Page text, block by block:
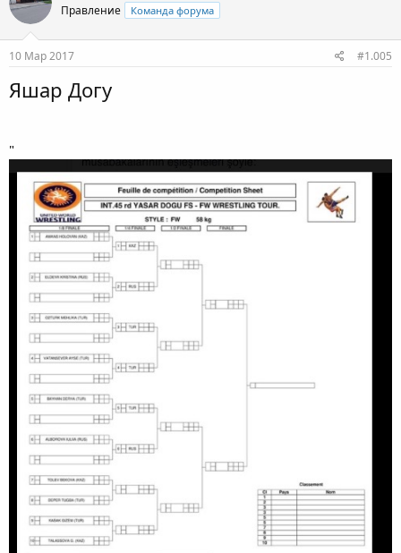
Правление Команда форума
10 Мар 2017 #1.005
Яшар Догу
"